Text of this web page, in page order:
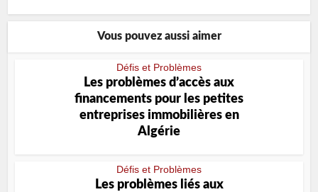
Vous pouvez aussi aimer
Défis et Problèmes
Les problèmes d’accès aux
financements pour les petites
entreprises immobilières en
Algérie
Défis et Problèmes
Les problèmes liés aux